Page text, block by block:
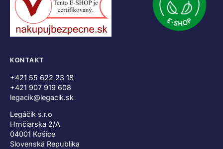
KONTAKT
+421 55 622 23 18
+421 907 919 608
legacik@legacik.sk
Legáčik s.r.o
Hrnčiarska 2/A
04001 Košice
Slovenská Republika